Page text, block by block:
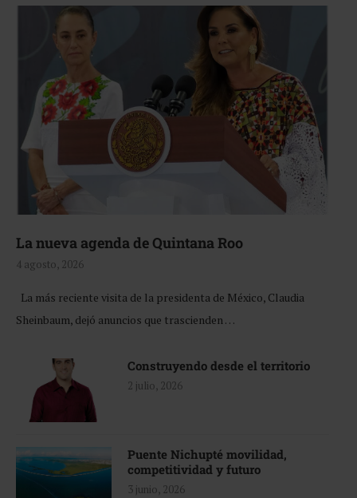
La nueva agenda de Quintana Roo
4 agosto, 2026
La más reciente visita de la presidenta de México, Claudia
Sheinbaum, dejó anuncios que trascienden …
Construyendo desde el territorio
2 julio, 2026
Puente Nichupté movilidad,
competitividad y futuro
3 junio, 2026